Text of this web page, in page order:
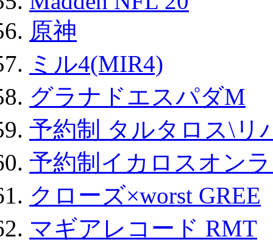
原神
ミル4(MIR4)
グラナドエスパダM
予約制 タルタロス\リ
予約制イカロスオン
クローズ×worst GREE
マギアレコード RMT